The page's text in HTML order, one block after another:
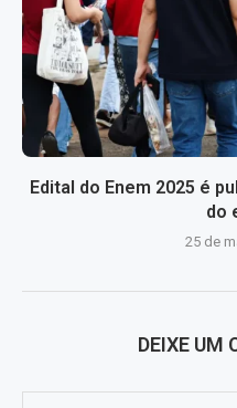
Edital do Enem 2025 é
do
25 de
DEIXE UM